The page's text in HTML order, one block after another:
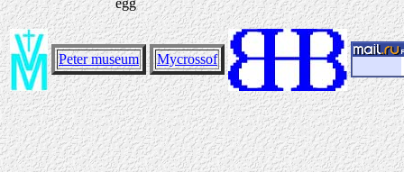
egg
Peter museum Mycrossof